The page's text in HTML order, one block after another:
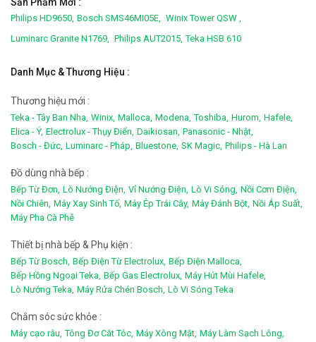
Sản Phẩm Mới :
Philips HD9650, Bosch SMS46MI05E, Winix Tower QSW ,
Luminarc Granite N1769, Philips AUT2015, Teka HSB 610
Danh Mục & Thương Hiệu :
Thương hiệu mới :
Teka - Tây Ban Nha, Winix, Malloca, Modena, Toshiba, Hurom, Hafele,
Elica - Ý, Electrolux - Thụy Điển, Daikiosan, Panasonic - Nhật,
Bosch - Đức, Luminarc - Pháp, Bluestone, SK Magic, Philips - Hà Lan
Đồ dùng nhà bếp :
Bếp Từ Đơn, Lò Nướng Điện, Vỉ Nướng Điện, Lò Vi Sóng, Nồi Cơm Điện,
Nồi Chiên, Máy Xay Sinh Tố, Máy Ép Trái Cây, Máy Đánh Bột, Nồi Áp Suất,
Máy Pha Cà Phê
Thiết bị nhà bếp & Phụ kiện :
Bếp Từ Bosch, Bếp Điện Từ Electrolux, Bếp Điện Malloca,
Bếp Hồng Ngoại Teka, Bếp Gas Electrolux, Máy Hút Mùi Hafele,
Lò Nướng Teka, Máy Rửa Chén Bosch, Lò Vi Sóng Teka
Chắm sóc sức khỏe :
Máy cạo râu, Tông Đơ Cắt Tóc, Máy Xông Mặt, Máy Làm Sạch Lông,